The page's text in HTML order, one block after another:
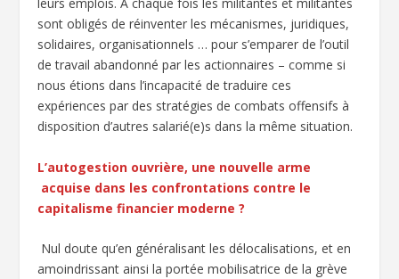
leurs emplois. A chaque fois les militantes et militantes
sont obligés de réinventer les mécanismes, juridiques,
solidaires, organisationnels … pour s’emparer de l’outil
de travail abandonné par les actionnaires – comme si
nous étions dans l’incapacité de traduire ces
expériences par des stratégies de combats offensifs à
disposition d’autres salarié(e)s dans la même situation.
L’autogestion ouvrière, une nouvelle arme
acquise dans les confrontations contre le
capitalisme financier moderne ?
Nul doute qu’en généralisant les délocalisations, et en
amoindrissant ainsi la portée mobilisatrice de la grève